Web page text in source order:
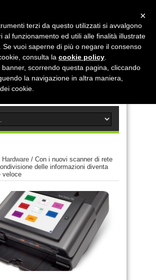
Hardware / Con i nuovi scanner di rete
delle informazioni diventa
veloce
×
terzi da questo utilizzati si avvalgono
al funzionamento ed utili alle finalità illustrate
Se vuoi saperne di più o negare il consenso
consulta la cookie policy
scorrendo questa pagina, cliccando
la navigazione in altra maniera,
cookie.